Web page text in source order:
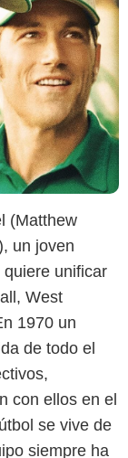
(Matthew
un joven
quiere unificar
West
1970 un
de todo el
con ellos en el
se vive de
siempre ha